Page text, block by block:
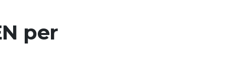
per